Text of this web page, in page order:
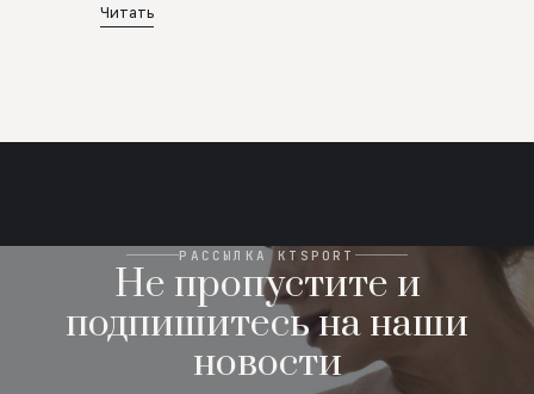
Читать
РАССЫЛКА KTSPORT
Не пропустите и
подпишитесь на наши
новости